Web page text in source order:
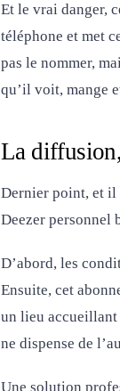
Et le vrai danger,
téléphone et met
pas le nommer,
qu’il voit, mange
La
Dernier point, et il
Deezer personnel
D’abord, les
Ensuite, cet
un lieu accueillant
ne dispense de
Une solution